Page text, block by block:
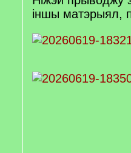
іншы матэрыял,